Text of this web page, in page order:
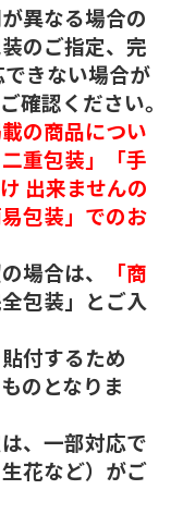
異なる場合の
のご指定、完
きない場合が
確認ください。
の商品につい
重包装」「手
出来ませんの
包装」でのお
場合は、
「商
包装」とご入
付するため
のとなりま
、一部対応で
花など）がご